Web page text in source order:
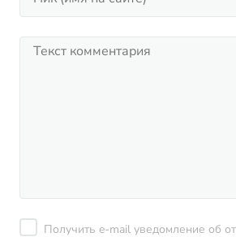
Получить e-mail уведомление об